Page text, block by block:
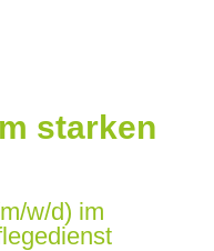
starken
w/d) im